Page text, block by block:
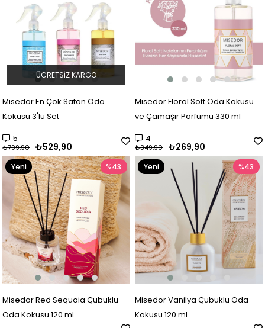
Misedor En Çok Satan Oda
Kokusu 3'lü Set
5
₺529,90
₺799,90
ÜCRETSIZ KARGO
Misedor Floral Soft Oda Kokusu
ve Çamaşır Parfümü 330 ml
4
₺269,90
₺349,90
Misedor Red Sequoia Çubuklu
Oda Kokusu 120 ml
%43
Yeni
Ürün
Misedor Vanilya Çubuklu Oda
Kokusu 120 ml
%43
Yeni